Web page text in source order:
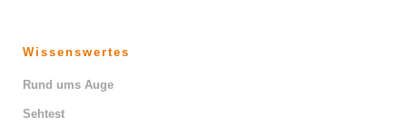
Wissenswertes
Rund ums Auge
Sehtest